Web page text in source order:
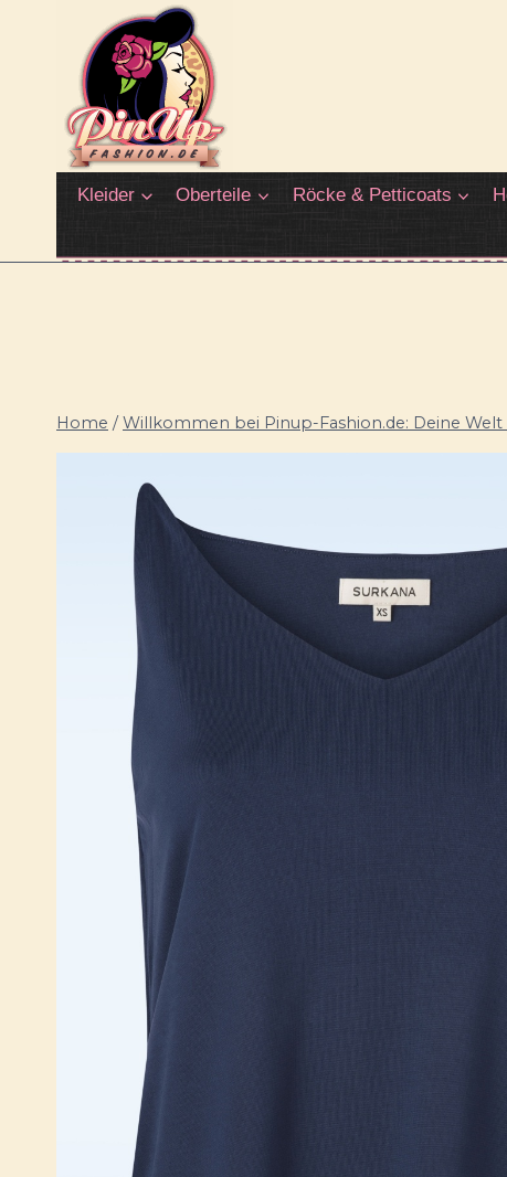
springen
Kleider Oberteile Röcke & Petticoats
Home / Willkommen bei Pinup-Fashion.de: Deine Welt